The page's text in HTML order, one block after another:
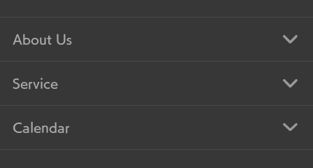
About Us
Service
Calendar